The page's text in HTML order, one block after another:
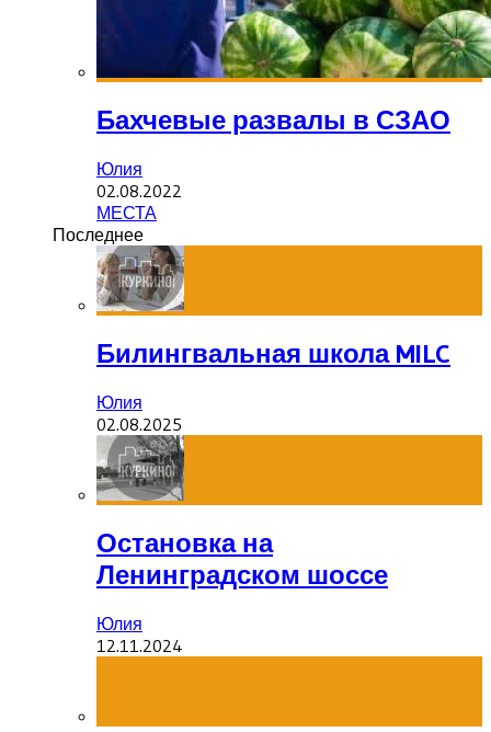
Бахчевые развалы в СЗАО
Юлия
02.08.2022
МЕСТА
Последнее
Билингвальная школа MILC
Юлия
02.08.2025
Остановка на
Ленинградском шоссе
Юлия
12.11.2024